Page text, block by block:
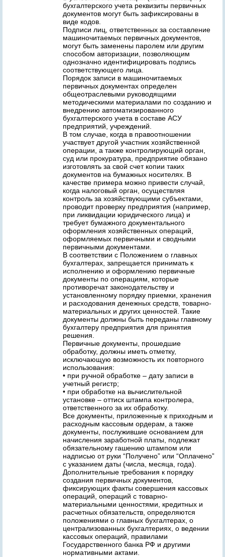
бухгалтерского учета реквизиты первичных
документов могут быть зафиксированы в
виде кодов.
Подписи лиц, ответственных за составление
машиночитаемых первичных документов,
могут быть заменены паролем или другим
способом авторизации, позволяющим
однозначно идентифицировать подпись
соответствующего лица.
Порядок записи в машиночитаемых
первичных документах определен
общеотраслевыми руководящими
методическими материалами по созданию и
внедрению автоматизированного
бухгалтерского учета в составе АСУ
предприятий, учреждений.
В том случае, когда в правоотношении
участвует другой участник хозяйственной
операции, а также контролирующий орган,
суд или прокуратура, предприятие обязано
изготовлять за свой счет копии таких
документов на бумажных носителях. В
качестве примера можно привести случай,
когда налоговый орган, осуществляя
контроль за хозяйствующими субъектами,
проводит проверку предприятия (например,
при ликвидации юридического лица) и
требует бумажного документального
оформления хозяйственных операций,
оформляемых первичными и сводными
первичными документами.
В соответствии с Положением о главных
бухгалтерах, запрещается принимать к
исполнению и оформлению первичные
документы по операциям, которые
противоречат законодательству и
установленному порядку приемки, хранения
и расходования денежных средств, товарно-
материальных и других ценностей. Такие
документы должны быть переданы главному
бухгалтеру предприятия для принятия
решения.
Первичные документы, прошедшие
обработку, должны иметь отметку,
исключающую возможность их повторного
использования:
• при ручной обработке – дату записи в
учетный регистр;
• при обработке на вычислительной
установке – оттиск штампа контролера,
ответственного за их обработку.
Все документы, приложенные к приходным и
расходным кассовым ордерам, а также
документы, послужившие основанием для
начисления заработной платы, подлежат
обязательному гашению штампом или
надписью от руки “Получено” или “Оплачено”
с указанием даты (числа, месяца, года).
Дополнительные требования к порядку
создания первичных документов,
фиксирующих факты совершения кассовых
операций, операций с товарно-
материальными ценностями, кредитных и
расчетных обязательств, определяются
положениями о главных бухгалтерах, о
централизованных бухгалтериях, о ведении
кассовых операций, правилами
Государственного банка РФ и другими
нормативными актами.